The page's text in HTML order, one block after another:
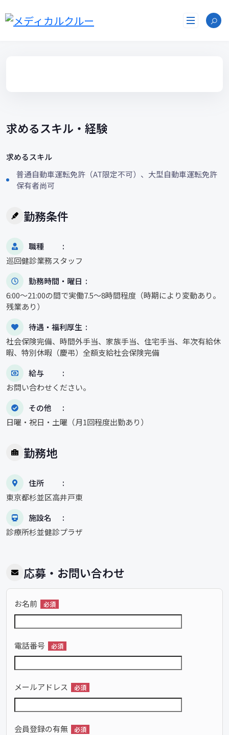
ン
求めるスキル・経験
求めるスキル
普通自動車運転免許（AT限定不可）、大型自動車運転免許
保有者尚可
勤務条件
職種
巡回健診業務スタッフ
勤務時間・曜日
6:00～21:00の間で実働7.5〜8時間程度（時期により変動あり。
残業あり）
待遇・福利厚生
社会保険完備、時間外手当、家族手当、住宅手当、年次有給休
暇、特別休暇（慶弔）全額支給社会保険完備
給与
お問い合わせください。
その他
日曜・祝日・土曜（月1回程度出勤あり）
勤務地
住所
東京都杉並区高井戸東
施設名
診療所杉並健診プラザ
応募・お問い合わせ
お名前 必須
電話番号 必須
メールアドレス 必須
会員登録の有無 必須